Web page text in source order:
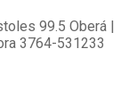
99.5 Oberá |
3764-531233